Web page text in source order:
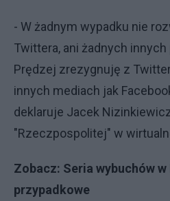
- W żadnym wypadku nie
Twittera, ani żadnych
Prędzej zrezygnuję z
innych mediach jak
deklaruje Jacek
"Rzeczpospolitej" w
Zobacz: Seria wybuchów w
przypadkowe